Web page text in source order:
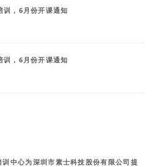
训，6月份开课通知
训，6月份开课通知
中心为深圳市素士科技股份有限公司提